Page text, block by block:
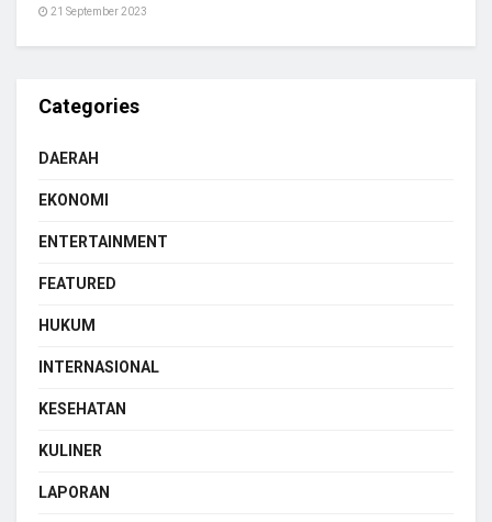
21 September 2023
Categories
DAERAH
EKONOMI
ENTERTAINMENT
FEATURED
HUKUM
INTERNASIONAL
KESEHATAN
KULINER
LAPORAN